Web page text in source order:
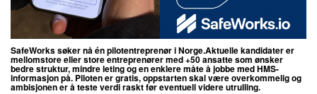
SafeWorks søker nå én pilotentreprenør i Norge.Aktuelle kandidater er
mellomstore eller store entreprenører med +50 ansatte som ønsker
bedre struktur, mindre leting og en enklere måte å jobbe med HMS-
informasjon på. Piloten er gratis, oppstarten skal være overkommelig og
ambisjonen er å teste verdi raskt før eventuell videre utrulling.